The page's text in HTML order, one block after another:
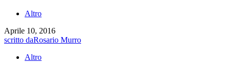
Altro
Aprile 10, 2016
scritto daRosario Murro
Altro